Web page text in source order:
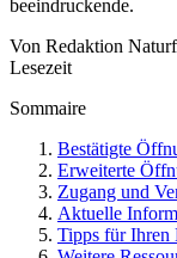
beeindruckende.
Von Redaktion
Lesezeit
Sommaire
Bestätigte
Erweiterte
Zugang und
Aktuelle
Tipps für Ihren